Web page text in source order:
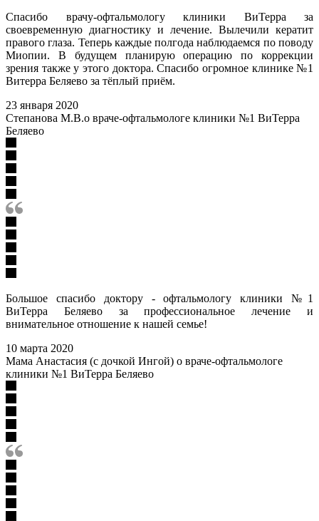
Спасибо врачу-офтальмологу клиники ВиТерра за
своевременную диагностику и лечение. Вылечили кератит
правого глаза. Теперь каждые полгода наблюдаемся по поводу
Миопии. В будущем планирую операцию по коррекции
зрения также у этого доктора. Спасибо огромное клинике №1
Витерра Беляево за тёплый приём.
23 января 2020
Степанова М.В.о враче-офтальмологе клиники №1 ВиТерра
Беляево
Большое спасибо доктору - офтальмологу клиники №1
ВиТерра Беляево за профессиональное лечение и
внимательное отношение к нашей семье!
10 марта 2020
Мама Анастасия (с дочкой Ингой) о враче-офтальмологе
клиники №1 ВиТерра Беляево